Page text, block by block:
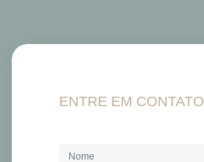
ENTRE EM CONTATO